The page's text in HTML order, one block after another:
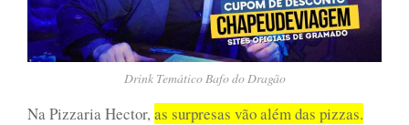
Drink Temático Bafo do Dragão
Na Pizzaria Hector,as surpresas vão além das pizzas.